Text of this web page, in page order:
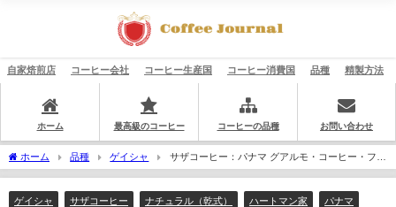
自家焙煎店 コーヒー会社 コーヒー生産国 コーヒー消費国 品種 精製方法
ホーム 最高級のコーヒー コーヒーの品種 お問い合わせ
ホーム 品種 ゲイシャ
サザコーヒー：パナマ グアルモ・コーヒー・ファ
ーム ゲイシャ ブラック・ジャガー ナチュラル・リミテッド ベスト・オブ・パナマ
ゲイシャ
サザコーヒー ナチュラル（乾式） ハートマン家 パナマ